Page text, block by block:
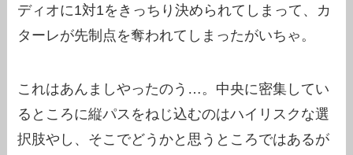
ディオに1対1をきっちり決められてしまって、カ
ターレが先制点を奪われてしまったがいちゃ。
これはあんましやったのう…。中央に密集してい
るところに縦パスをねじ込むのはハイリスクな選
択肢やし、そこでどうかと思うところではあるが